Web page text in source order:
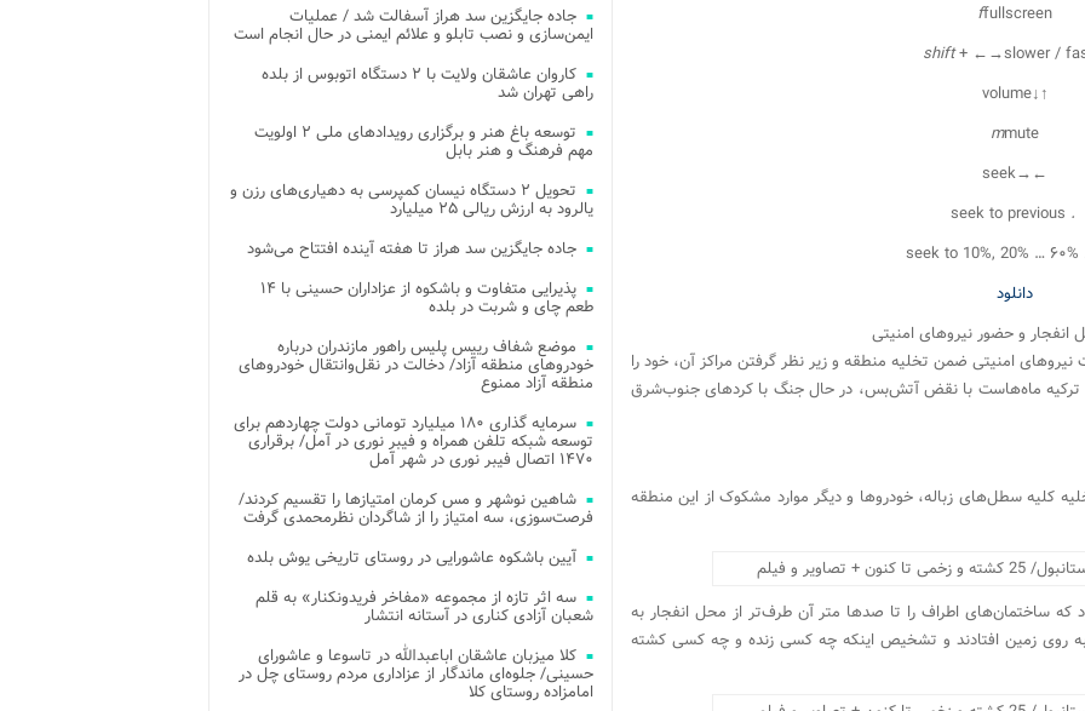
ffullscreen
shift+ ←→slower /
↑
↓
volume
mmute
←
→
seek
.
seek to previous
دانلود
انفجار و حضور نیروهای امنیتی
نیروهای امنیتی ضمن تخلیه منطقه و زیر نظر گرفتن مراکز آن، خود را
ترکیه ماه‌هاست با نقض آتش‌بس، در حال جنگ با کردهای جنوب‌شرق
کلیه سطل‌های زباله، خودروها و دیگر موارد مشکوک از این منطقه
ساختمان‌های اطراف را تا صدها متر آن طرف‌تر از محل انفجار به
به روی زمین افتادند و تشخیص اینکه چه کسی زنده و چه کسی کشته
جاده جایگزین سد هراز آسفالت شد / عملیات
ایمن‌سازی و نصب تابلو و علائم ایمنی در حال انجام است
کاروان عاشقان ولایت با ۲ دستگاه اتوبوس از بلده
راهی تهران شد
توسعه باغ هنر و برگزاری رویدادهای ملی ۲ اولویت
مهم فرهنگ و هنر بابل
تحویل ۲ دستگاه نیسان کمپرسی به دهیاری‌های رزن و
یالرود به ارزش ریالی ۲۵ میلیارد
جاده جایگزین سد هراز تا هفته آینده افتتاح می‌شود
پذیرایی متفاوت و باشکوه از عزاداران حسینی با ۱۴
طعم چای و شربت در بلده
موضع شفاف رییس پلیس راهور مازندران درباره
خودروهای منطقه آزاد/ دخالت در نقل‌وانتقال خودروهای
منطقه آزاد ممنوع
سرمایه گذاری ۱۸۰ میلیارد تومانی دولت چهاردهم برای
توسعه شبکه تلفن همراه و فیبر نوری در آمل/ برقراری
۱۴۷۰ اتصال فیبر نوری در شهر آمل
شاهین نوشهر و مس کرمان امتیازها را تقسیم کردند/
فرصت‌سوزی، سه امتیاز را از شاگردان نظرمحمدی گرفت
آیین باشکوه عاشورایی در روستای تاریخی یوش بلده
سه اثر تازه از مجموعه «مفاخر فریدونکنار» به قلم
شعبان آزادی کناری در آستانه انتشار
کلا میزبان عاشقان اباعبدالله در تاسوعا و عاشورای
حسینی/ جلوه‌ای ماندگار از عزاداری مردم روستای چل در
امامزاده روستای کلا